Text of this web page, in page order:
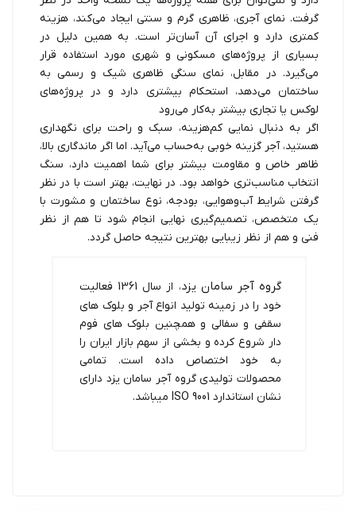
گرفت. نمای آجری، ظاهری گرم و سنتی ایجاد می‌کند، هزینه
کمتری دارد و اجرای آن آسان‌تر است. به همین دلیل در
بسیاری از پروژه‌های مسکونی و شهری مورد استفاده قرار
می‌گیرد. در مقابل، نمای سنگی ظاهری شیک و رسمی به
ساختمان می‌دهد، استحکام بیشتری دارد و در پروژه‌های
لوکس یا تجاری بیشتر به‌کار می‌رود
اگر به دنبال نمایی کم‌هزینه، سبک و راحت برای نگهداری
هستید، آجر گزینه خوبی به‌حساب می‌آید. اما اگر ماندگاری بالا،
ظاهر خاص و مقاومت بیشتر برای شما اهمیت دارد، سنگ
انتخاب مناسب‌تری خواهد بود. در نهایت، بهتر است با در نظر
گرفتن شرایط آب‌وهوایی، بودجه، نوع ساختمان و مشورت با
یک متخصص، تصمیم‌گیری نهایی انجام شود تا هم از نظر
فنی و هم از نظر زیبایی بهترین نتیجه حاصل گردد.
گروه آجر سامان یزد
، از سال 1361 فعالیت
خود را در زمینه تولید انواع آجر و بلوک های
سقفی و سفالی و همچنین بلوک های فوم
دار شروع کرده و بخشی از سهم بازار ایران را
به خود اختصاص داده است. تمامی
محصولات تولیدی گروه آجر سامان یزد دارای
نشان استاندارد ISO 9001 میباشد.